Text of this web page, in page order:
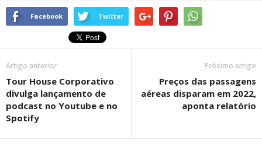
Facebook Twitter
Artigo anterior
Tour House Corporativo
divulga lançamento de
podcast no Youtube e no
Spotify
Próximo artigo
Preços das passagens
aéreas disparam em 2022,
aponta relatório